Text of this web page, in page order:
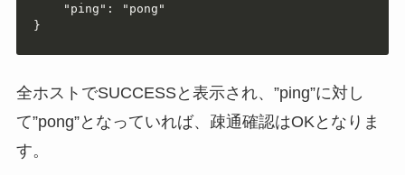
    "ping": "pong"
}
全ホストでSUCCESSと表示され、”ping”に対し
て”pong”となっていれば、疎通確認はOKとなりま
す。